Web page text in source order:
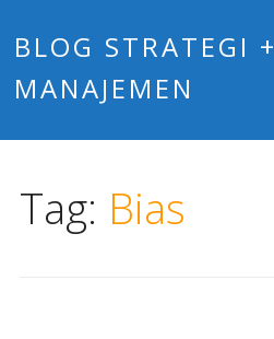
BLOG STRATEGI +
MANAJEMEN
Tag: Bias